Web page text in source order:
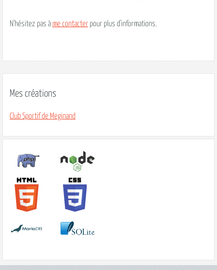
N'hésitez pas à me contacter pour plus d'informations.
Mes créations
Club Sportif de Meginand